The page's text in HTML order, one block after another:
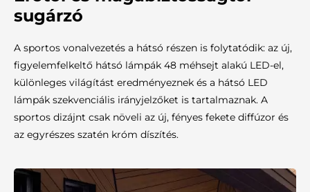
sugárzó
A sportos vonalvezetés a hátsó részen is folytatódik: az új,
figyelemfelkeltő hátsó lámpák 48 méhsejt alakú LED-el,
különleges világítást eredményeznek és a hátsó LED
lámpák szekvenciális irányjelzőket is tartalmaznak. A
sportos dizájnt csak növeli az új, fényes fekete diffúzor és
az egyrészes szatén króm díszítés.